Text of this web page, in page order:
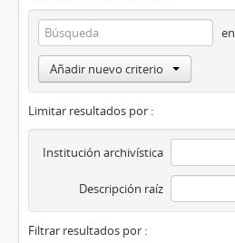
en
Añadir nuevo criterio
Limitar resultados por :
Institución archivística
Descripción raíz
Filtrar resultados por :